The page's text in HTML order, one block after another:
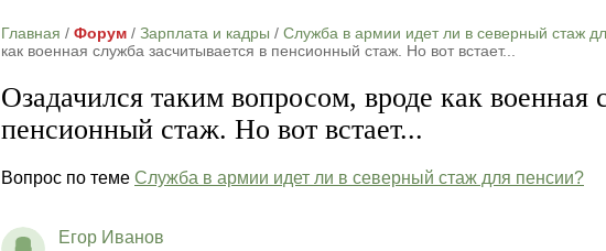
Главная / Форум / Зарплата и кадры / Служба в армии идет ли в северный стаж
как военная служба засчитывается в пенсионный стаж. Но вот встает...
Озадачился таким вопросом, вроде как военная
пенсионный стаж. Но вот встает...
Вопрос по теме Служба в армии идет ли в северный стаж для пенсии?
Егор Иванов